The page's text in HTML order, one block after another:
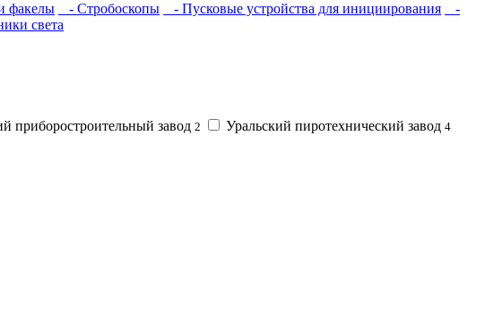
факелы - Стробоскопы - Пусковые устройства для инициирования
-
света
приборостроительный завод 2 Уральский пиротехнический завод 4